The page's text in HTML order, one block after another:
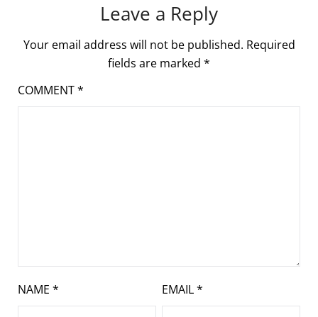
Leave a Reply
Your email address will not be published. Required
fields are marked *
COMMENT*
NAME * EMAIL*